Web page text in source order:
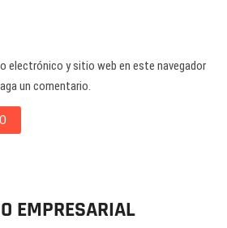
electrónico y sitio web en este navegador
un comentario.
EMPRESARIAL